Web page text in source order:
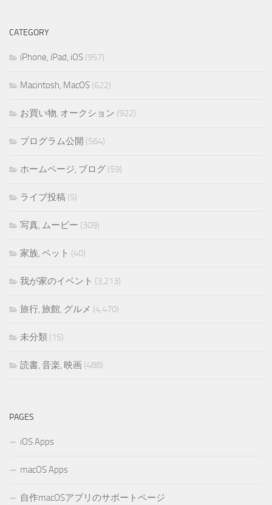
CATEGORY
iPhone, iPad, iOS (957)
Macintosh, MacOS (622)
お買い物, オークション (922)
プログラム公開 (564)
ホームページ, ブログ (59)
ライブ投稿 (5)
写真, ムービー (309)
家族, ペット (40)
我が家のイベント (3,213)
旅行, 旅館, グルメ (4,470)
未分類 (15)
読書, 音楽, 映画 (488)
PAGES
iOS Apps
macOS Apps
自作macOSアプリのサポートページ